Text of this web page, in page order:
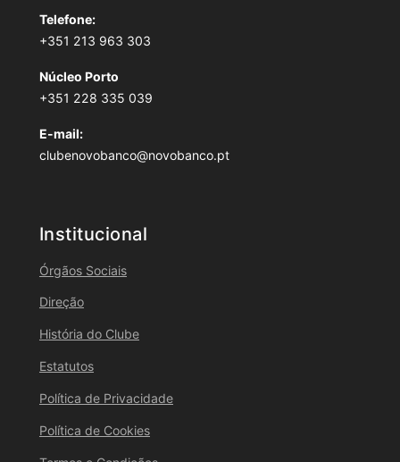
Telefone:
+351 213 963 303
Núcleo Porto
+351 228 335 039
E-mail:
clubenovobanco@novobanco.pt
Institucional
Órgãos Sociais
Direção
História do Clube
Estatutos
Política de Privacidade
Política de Cookies